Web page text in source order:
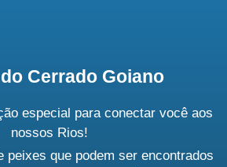
Cerrado Goiano
especial para conectar você aos
nossos Rios!
peixes que podem ser encontrados